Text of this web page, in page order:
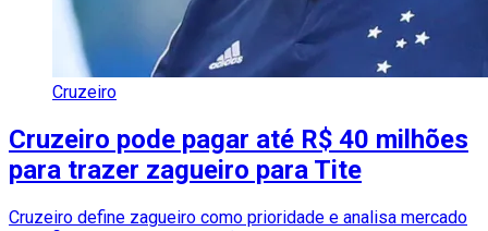
Cruzeiro
Cruzeiro pode pagar até R$ 40 milhões
para trazer zagueiro para Tite
Cruzeiro define zagueiro como prioridade e analisa mercado